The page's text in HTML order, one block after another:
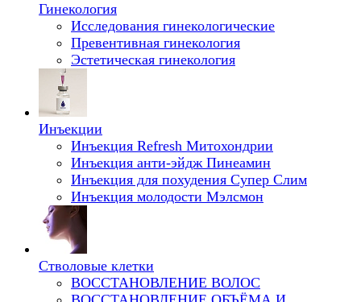
Гинекология
Исследования гинекологические
Превентивная гинекология
Эстетическая гинекология
Инъекции
Инъекция Refresh Митохондрии
Инъекция анти-эйдж Пинеамин
Инъекция для похудения Супер Слим
Инъекция молодости Мэлсмон
Стволовые клетки
ВОССТАНОВЛЕНИЕ ВОЛОС